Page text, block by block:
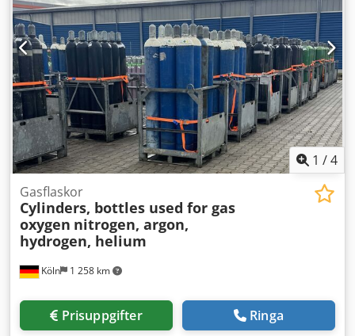
1 /4
Köln 1 258 km
Gasflaskor
Cylinders, bottles used for gas
oxygen nitrogen, argon,
hydrogen, helium
Prisuppgifter Ringa